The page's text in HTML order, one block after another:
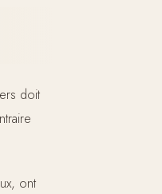
doit
ont